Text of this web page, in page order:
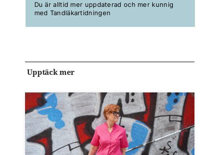
Du är alltid mer uppdaterad och mer kunnig
med Tandläkartidningen
Upptäck mer